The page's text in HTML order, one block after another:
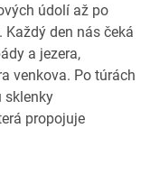
údolí až po
Každý den nás čeká
a jezera,
venkova. Po túrách
sklenky
propojuje